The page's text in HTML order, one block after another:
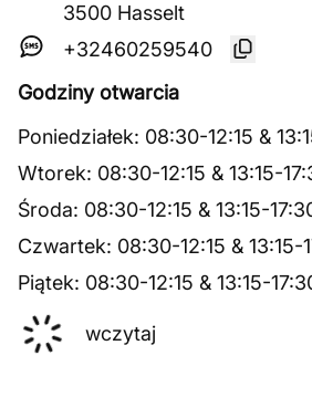
3500 Hasselt
+32460259540
Godziny otwarcia
Poniedziałek: 08:30-12:15 &
Wtorek: 08:30-12:15 & 13:15-
Środa: 08:30-12:15 & 13:15-
Czwartek: 08:30-12:15 & 13:15-
Piątek: 08:30-12:15 & 13:15-
wczytaj